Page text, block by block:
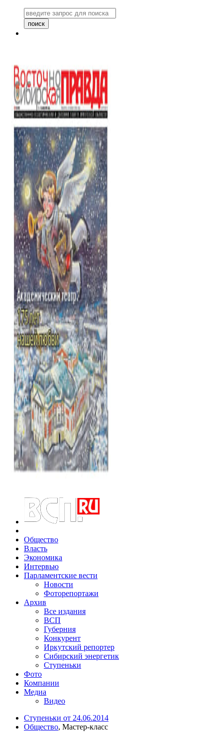
Общество
Власть
Экономика
Интервью
Парламентские вести
Новости
Фоторепортажи
Архив
Все издания
ВСП
Губерния
Конкурент
Иркутский репортер
Сибирский энергетик
Ступеньки
Фото
Компании
Медиа
Видео
Ступеньки от 24.06.2014
Общество, Мастер-класс